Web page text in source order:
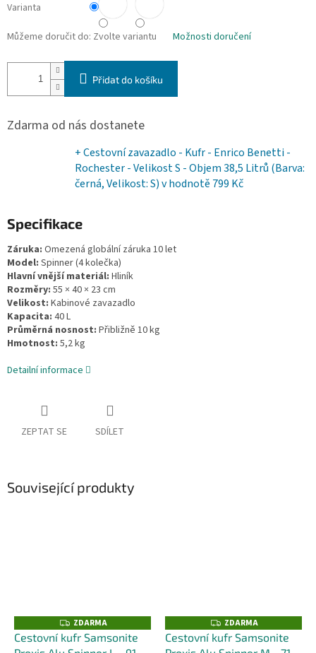
Varianta
Můžeme doručit do: Zvolte variantu Možnosti doručení
Přidat do košíku
Zdarma od nás dostanete
+ Cestovní zavazadlo - Kufr - Enrico Benetti -
Rochester - Velikost S - Objem 38,5 Litrů (Barva:
černá, Velikost: S)v hodnotě 799 Kč
Specifikace
Záruka: Omezená globální záruka 10 let
Model: Spinner (4 kolečka)
Hlavní vnější materiál: Hliník
Rozměry: 55 × 40 × 23 cm
Velikost: Kabinové zavazadlo
Kapacita: 40 L
Průměrná nosnost: Přibližně 10 kg
Hmotnost: 5,2 kg
Detailní informace
ZEPTAT SE SDÍLET
Související produkty
Z
D
A
ZDARMA
Cestovní kufr Samsonite
Z
D
A
ZDARMA
Cestovní kufr Samsonite